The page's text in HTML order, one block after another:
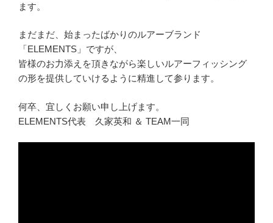
ます。
まだまだ、始まったばかりのルアーブランド
「ELEMENTS」ですが、
皆様のお力添えを頂きながら楽しいルアーフィッシング
の形を提供していけるように精進して参ります。
何卒、宜しくお願い申し上げます。
ELEMENTS代表 久家英和 ＆ TEAM一同